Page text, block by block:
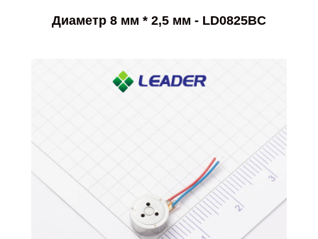
Диаметр 8 мм * 2,5 мм - LD0825BC